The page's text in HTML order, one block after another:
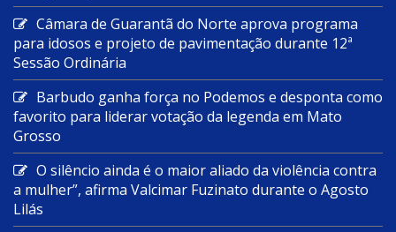
Câmara de Guarantã do Norte aprova programa
para idosos e projeto de pavimentação durante 12ª
Sessão Ordinária
Barbudo ganha força no Podemos e desponta como
favorito para liderar votação da legenda em Mato
Grosso
O silêncio ainda é o maior aliado da violência contra
a mulher”, afirma Valcimar Fuzinato durante o Agosto
Lilás